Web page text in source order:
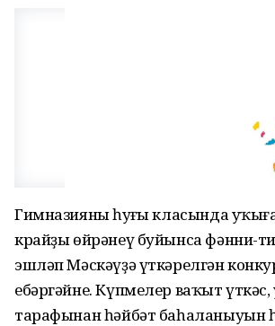
Гимназияның һуңғы класында
крайҙы өйрәнеү буйынса фәнни-
эшләп Мәскәүҙә үткәрелгән
ебәргәйне. Күпмелер ваҡыт
тарафынан һәйбәт баһаланыуын